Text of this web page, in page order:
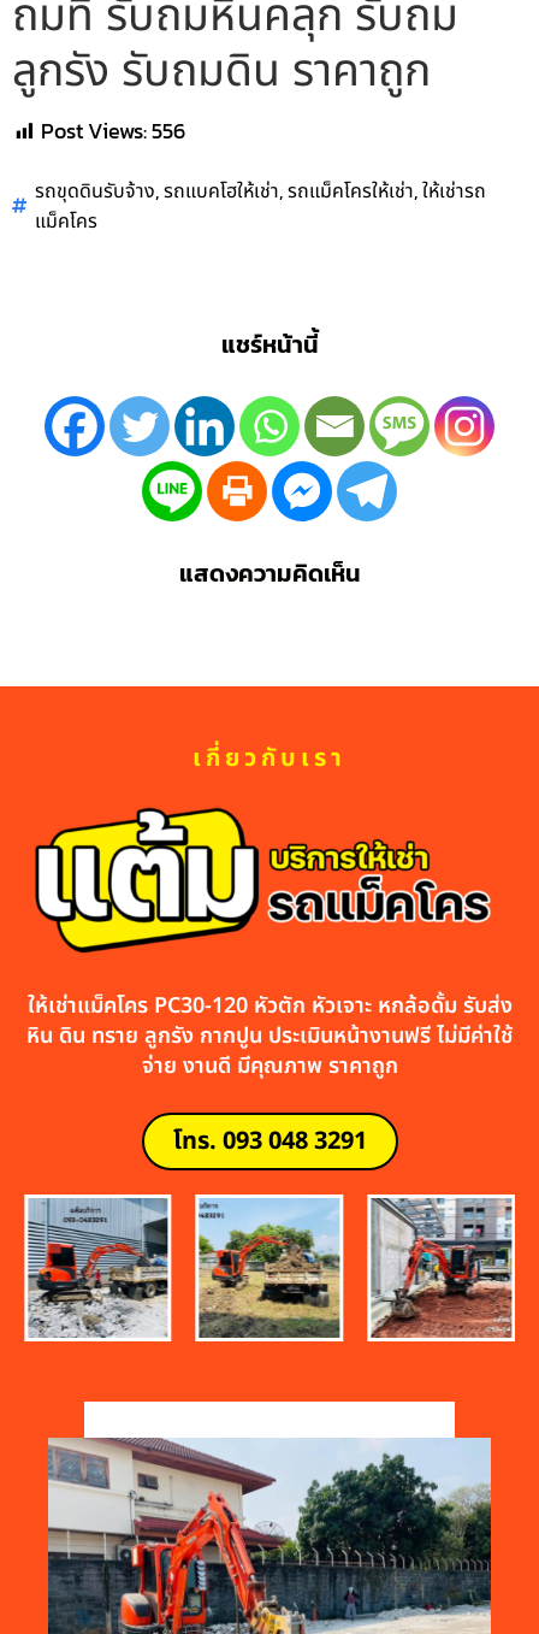
ถมที่ รับถมหินคลุก รับถม
ลูกรัง รับถมดิน ราคาถูก
Post Views:556
รถขุดดินรับจ้าง,รถแบคโฮให้เช่า,รถแม็คโครให้เช่า,ให้เช่ารถ
แม็คโคร
แชร์หน้านี้
แสดงความคิดเห็น
เกี่ยวกับเรา
ให้เช่าแม็คโคร PC30-120 หัวตัก หัวเจาะ หกล้อดั้ม รับส่ง
หิน ดิน ทราย ลูกรัง กากปูน ประเมินหน้างานฟรี ไม่มีค่าใช้
จ่าย งานดี มีคุณภาพ ราคาถูก
โทร. 093 048 3291